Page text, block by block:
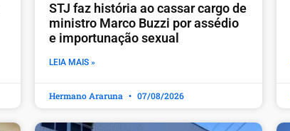
STJ faz história ao cassar cargo de
ministro Marco Buzzi por assédio
e importunação sexual
LEIA MAIS »
Hermano Araruna 07/08/2026